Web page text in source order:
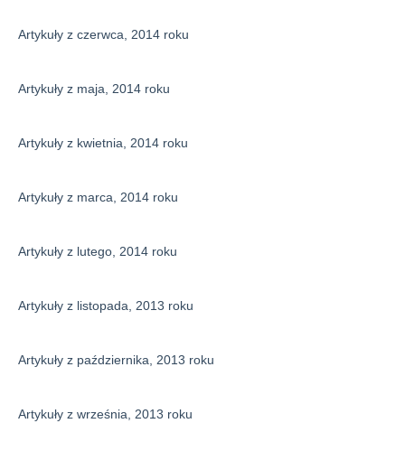
Artykuły z czerwca, 2014 roku
Artykuły z maja, 2014 roku
Artykuły z kwietnia, 2014 roku
Artykuły z marca, 2014 roku
Artykuły z lutego, 2014 roku
Artykuły z listopada, 2013 roku
Artykuły z października, 2013 roku
Artykuły z września, 2013 roku